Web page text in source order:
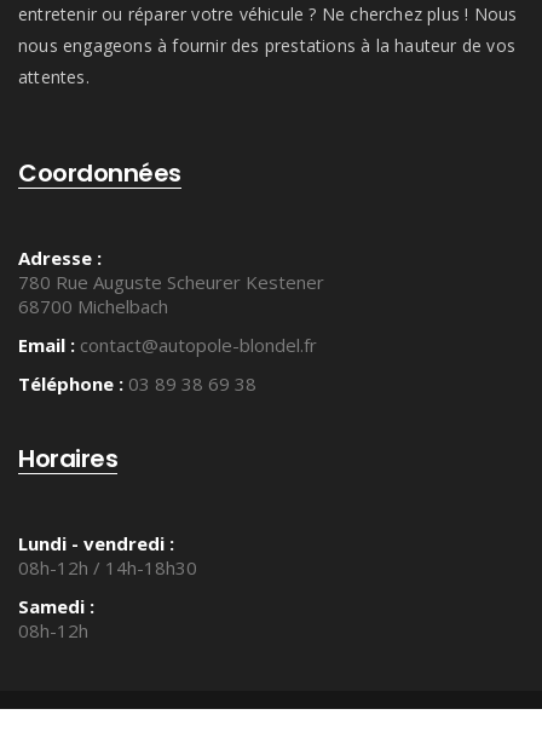
entretenir ou réparer votre véhicule ? Ne cherchez plus ! Nous
nous engageons à fournir des prestations à la hauteur de vos
attentes.
Coordonnées
Adresse :
780 Rue Auguste Scheurer Kestener
68700 Michelbach
Email : contact@autopole-blondel.fr
Téléphone : 03 89 38 69 38
Horaires
Lundi - vendredi :
08h-12h / 14h-18h30
Samedi :
08h-12h